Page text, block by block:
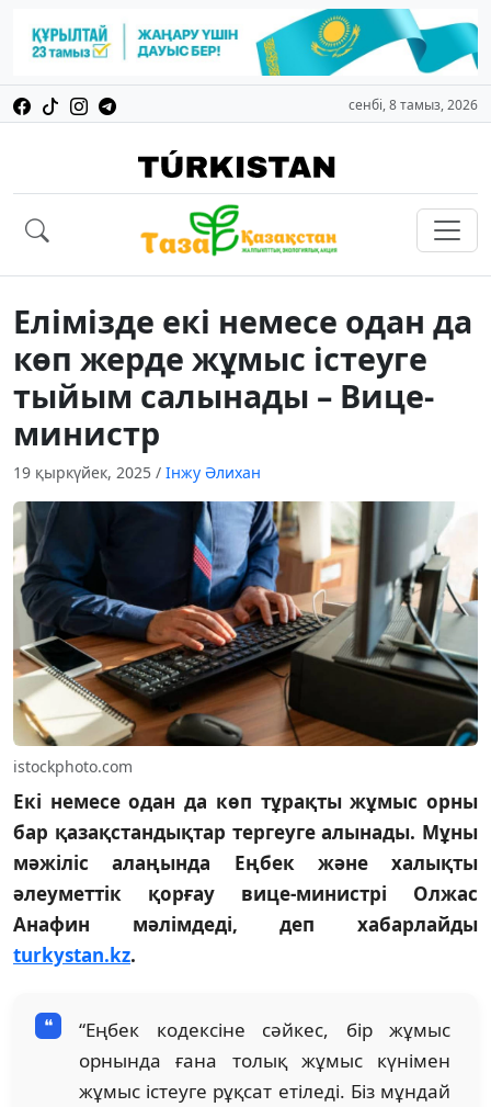
сенбі, 8 тамыз, 2026
Елімізде екі немесе одан да
көп жерде жұмыс істеуге
тыйым салынады – Вице-
министр
19 қыркүйек, 2025 / Інжу Әлихан
istockphoto.com
Екі немесе одан да көп тұрақты жұмыс орны
бар қазақстандықтар тергеуге алынады. Мұны
мәжіліс алаңында Еңбек және халықты
әлеуметтік қорғау вице-министрі Олжас
Анафин мәлімдеді, деп хабарлайды
turkystan.kz.
“Еңбек кодексіне сәйкес, бір жұмыс
орнында ғана толық жұмыс күнімен
жұмыс істеуге рұқсат етіледі. Біз мұндай